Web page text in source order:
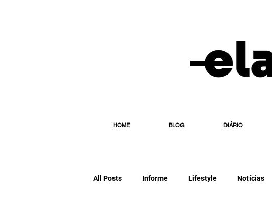
HOME BLOG DIÁRIO
All Posts Informe Lifestyle Notícias